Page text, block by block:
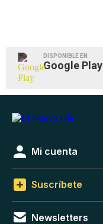
DISPONIBLE EN
Google Play
Mi cuenta
Suscríbete
Newsletters